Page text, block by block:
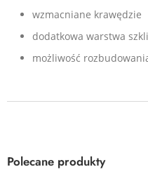
wzmacniane krawędzie
dodatkowa warstwa
możliwość
Polecane produkty